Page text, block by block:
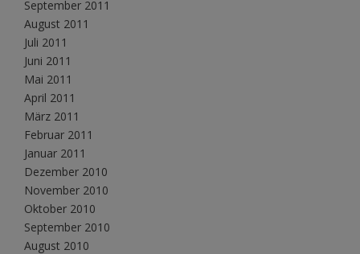
September 2011
August 2011
Juli 2011
Juni 2011
Mai 2011
April 2011
März 2011
Februar 2011
Januar 2011
Dezember 2010
November 2010
Oktober 2010
September 2010
August 2010